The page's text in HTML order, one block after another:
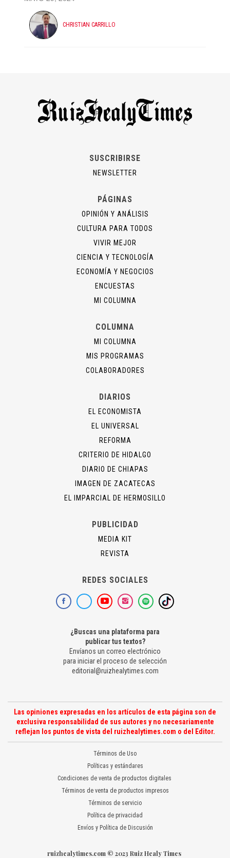
CHRISTIAN CARRILLO
SUSCRIBIRSE
NEWSLETTER
PÁGINAS
OPINIÓN Y ANÁLISIS
CULTURA PARA TODOS
VIVIR MEJOR
CIENCIA Y TECNOLOGÍA
ECONOMÍA Y NEGOCIOS
ENCUESTAS
MI COLUMNA
COLUMNA
MI COLUMNA
MIS PROGRAMAS
COLABORADORES
DIARIOS
EL ECONOMISTA
EL UNIVERSAL
REFORMA
CRITERIO DE HIDALGO
DIARIO DE CHIAPAS
IMAGEN DE ZACATECAS
EL IMPARCIAL DE HERMOSILLO
PUBLICIDAD
MEDIA KIT
REVISTA
REDES SOCIALES
¿Buscas una plataforma para
publicar tus textos?
Envíanos un correo electrónico
para iniciar el proceso de selección
editorial@ruizhealytimes.com
Las opiniones expresadas en los artículos de esta página son de
exclusiva responsabilidad de sus autores y no necesariamente
reflejan los puntos de vista del ruizhealytimes.com o del Editor.
Términos de Uso
Políticas y estándares
Condiciones de venta de productos digitales
Términos de venta de productos impresos
Términos de servicio
Política de privacidad
Envíos y Política de Discusión
ruizhealytimes.com © 2023 Ruiz Healy Times